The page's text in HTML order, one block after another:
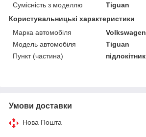
Сумісність з моделлю
Tiguan
Користувальницькі характеристики
Марка автомобіля
Volkswagen
Модель автомобіля
Tiguan
Пункт (частина)
підлокітник
Умови доставки
Нова Пошта